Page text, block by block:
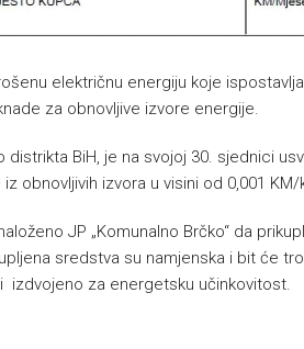
električnu energiju koje
za obnovljive izvore energije.
distrikta BiH, je na svojoj 30. sjednici
obnovljivih izvora u visini od 0,001
JP „Komunalno Brčko“ da
sredstva su namjenska i bit će
izdvojeno za energetsku učinkovitost.